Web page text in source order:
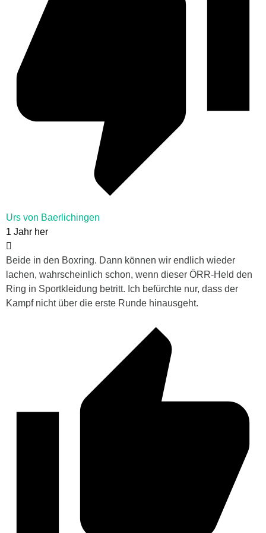
Urs von Baerlichingen
1 Jahr her
Beide in den Boxring. Dann können wir endlich wieder
lachen, wahrscheinlich schon, wenn dieser ÖRR-Held den
Ring in Sportkleidung betritt. Ich befürchte nur, dass der
Kampf nicht über die erste Runde hinausgeht.